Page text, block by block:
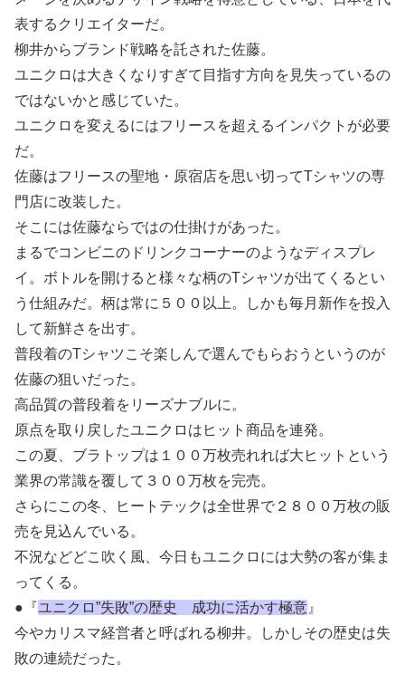
表するクリエイターだ。
柳井からブランド戦略を託された佐藤。
ユニクロは大きくなりすぎて目指す方向を見失っているの
ではないかと感じていた。
ユニクロを変えるにはフリースを超えるインパクトが必要
だ。
佐藤はフリースの聖地・原宿店を思い切ってTシャツの専
門店に改装した。
そこには佐藤ならではの仕掛けがあった。
まるでコンビニのドリンクコーナーのようなディスプレ
イ。ボトルを開けると様々な柄のTシャツが出てくるとい
う仕組みだ。柄は常に５００以上。しかも毎月新作を投入
して新鮮さを出す。
普段着のTシャツこそ楽しんで選んでもらおうというのが
佐藤の狙いだった。
高品質の普段着をリーズナブルに。
原点を取り戻したユニクロはヒット商品を連発。
この夏、ブラトップは１００万枚売れれば大ヒットという
業界の常識を覆して３００万枚を完売。
さらにこの冬、ヒートテックは全世界で２８００万枚の販
売を見込んでいる。
不況などどこ吹く風、今日もユニクロには大勢の客が集ま
ってくる。
●『ユニクロ”失敗”の歴史 成功に活かす極意 』
今やカリスマ経営者と呼ばれる柳井。しかしその歴史は失
敗の連続だった。